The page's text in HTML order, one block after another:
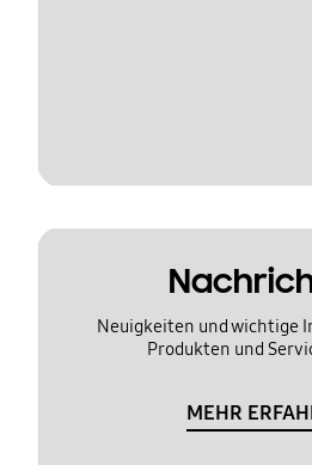
Neuigkeiten und wichtige
Produkten und
MEHR